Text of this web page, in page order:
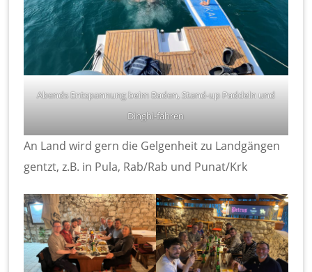
Abends Entspannung beim Baden, Stand-up Paddeln und
Dinghi-fahren
An Land wird gern die Gelgenheit zu Landgängen
gentzt, z.B. in Pula, Rab/Rab und Punat/Krk